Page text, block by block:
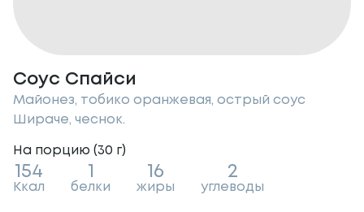
Соус Спайси
Майонез, тобико оранжевая, острый соус
Шираче, чеснок.
На порцию (30 г)
154
Ккал белки
16
жиры
2
углеводы